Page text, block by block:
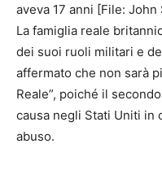
aveva 17 anni [File: John
La famiglia reale
dei suoi ruoli militari e
affermato che non sarà
Reale”, poiché il
causa negli Stati Uniti in
abuso.